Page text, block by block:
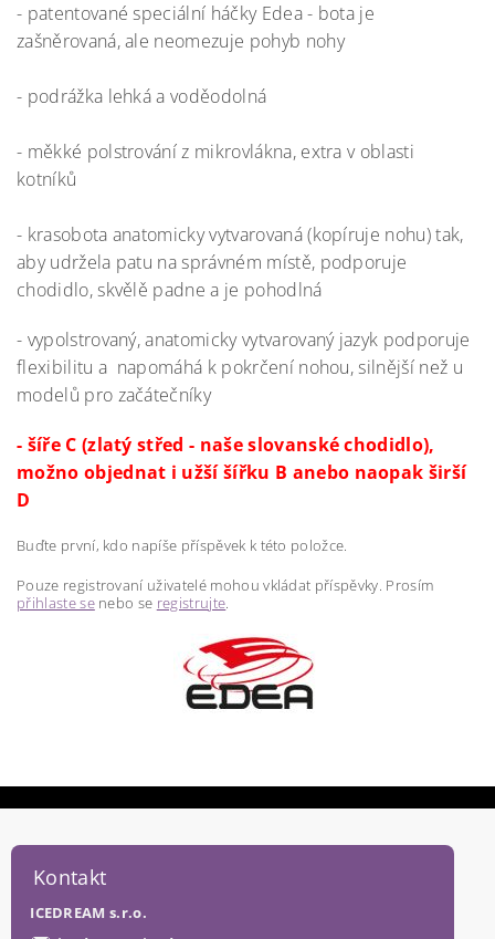
- patentované speciální háčky Edea - bota je
zašněrovaná, ale neomezuje pohyb nohy
- podrážka lehká a voděodolná
- měkké polstrování z mikrovlákna, extra v oblasti
kotníků
- krasobota anatomicky vytvarovaná (kopíruje nohu) tak,
aby udržela patu na správném místě, podporuje
chodidlo, skvělě padne a je pohodlná
- vypolstrovaný, anatomicky vytvarovaný jazyk podporuje
flexibilitu a napomáhá k pokrčení nohou, silnější než u
modelů pro začátečníky
- šíře C (zlatý střed - naše slovanské chodidlo),
možno objednat i užší šířku B anebo naopak širší
D
Buďte první, kdo napíše příspěvek k této položce.
Pouze registrovaní uživatelé mohou vkládat příspěvky. Prosím
přihlaste senebo se registrujte.
Kontakt
ICEDREAM s.r.o.